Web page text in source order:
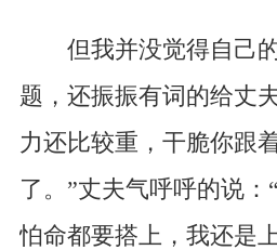
但我并没觉得自己的
题，还振振有词的给丈
力还比较重，干脆你跟
了。”丈夫气呼呼的说：
怕命都要搭上，我还是